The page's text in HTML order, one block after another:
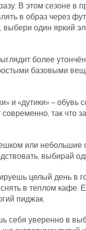
В этом сезоне в
в образ через
один яркий
более
базовыми
и «дутики» – обувь
так что
или небольшие
выбирай
целый день в
в теплом кафе.
пиджак.
себя уверенно в